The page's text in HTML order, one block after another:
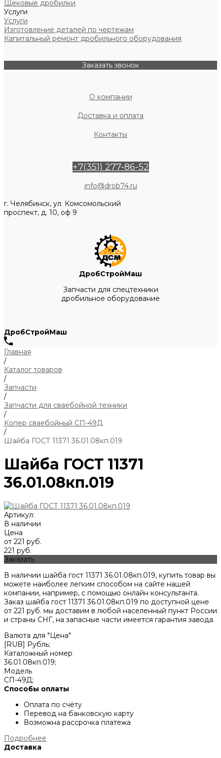
Щековые дробилки
Услуги
Услуги
Изготовление деталей по чертежам
Капитальный ремонт дробильного оборудования
Заказать звонок
О компании
Доставка и оплата
Контакты
+7(351) 277-86-52
info@drob74.ru
г. Челябинск, ул. Комсомольский
проспект, д. 10, оф 9
ДробСтройМаш
Запчасти для спецтехники
дробильное оборудование
ДробСтройМаш
Главная
/
Каталог товаров
/
Запчасти
/
Запчасти для сваебойной техники
/
Копер сваебойный СП-49Д
/
Шайба ГОСТ 11371 36.01.08кп.019
Шайба ГОСТ 11371
36.01.08кп.019
Артикул:
В наличии
Цена
от 221 руб.
221 руб.
Заказать
В наличии шайба гост 11371 36.01.08кп.019, купить товар вы
можете наиболее легким способом на сайте нашей
компании, например, с помощью онлайн консультанта.
Заказ шайба гост 11371 36.01.08кп.019 по доступной цене
от 221 руб. мы доставим в любой населенный пункт России
и страны СНГ, на запасные части имеется гарантия завода.
Валюта для "Цена"
[RUB] Рубль;
Каталожный номер
36.01.08кп.019;
Модель
СП-49Д;
Способы оплаты
Оплата по счёту
Перевод на банковскую карту
Возможна рассрочка платежа
Подробнее
Доставка